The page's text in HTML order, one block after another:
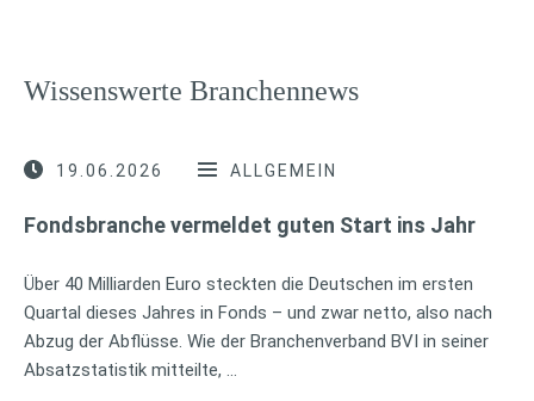
Wissenswerte Branchennews
19.06.2026 ALLGEMEIN
Fondsbranche vermeldet guten Start ins Jahr
Über 40 Milliarden Euro steckten die Deutschen im ersten
Quartal dieses Jahres in Fonds – und zwar netto, also nach
Abzug der Abflüsse. Wie der Branchenverband BVI in seiner
Absatzstatistik mitteilte, …